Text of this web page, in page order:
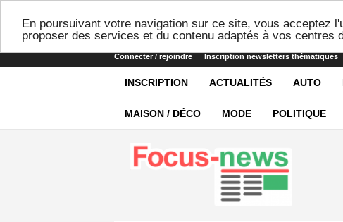
En poursuivant votre navigation sur ce site, vous acceptez
proposer des services et du contenu adaptés à vos centres
Connecter / rejoindre Inscription newsletters thématiques
INSCRIPTION ACTUALITÉS AUTO
MAISON / DÉCO MODE POLITIQUE